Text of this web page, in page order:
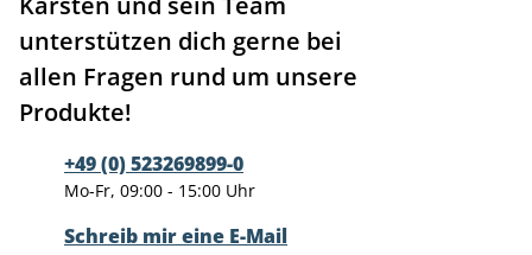
unterstützen dich gerne bei
allen Fragen rund um unsere
Produkte!
+49 (0) 523269899-0
Mo-Fr, 09:00 - 15:00 Uhr
Schreib mir eine E-Mail